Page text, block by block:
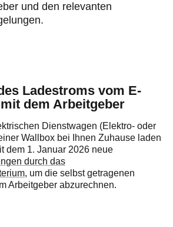
und den relevanten
Ladestroms vom E-
dem Arbeitgeber
Dienstwagen (Elektro- oder
Wallbox bei Ihnen Zuhause laden
dem 1. Januar 2026 neue
durch das
, um die selbst getragenen
Arbeitgeber abzurechnen.